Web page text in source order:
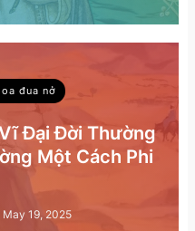
đua nở
Đại Đời Thường
Một Cách Phi
May 19, 2025